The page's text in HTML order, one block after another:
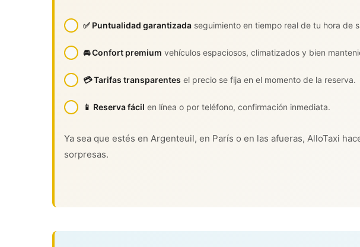
✅ Puntualidad garantizada seguimiento en tiempo real de tu hora de
🚘 Confort premium vehículos espaciosos, climatizados y bien
💳 Tarifas transparentes el precio se fija en el momento de la reserva.
📱 Reserva fácil en línea o por teléfono, confirmación inmediata.
Ya sea que estés en Argenteuil, en París o en las afueras, AlloTaxi
sorpresas.